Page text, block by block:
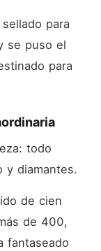
para
se puso el
para
todo
y diamantes.
de cien
de 400,
fantaseado